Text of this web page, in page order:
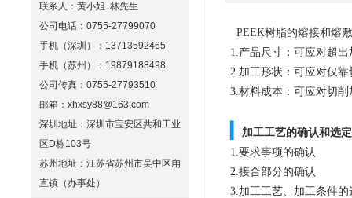
联系人：黄小姐 林先生
公司电话：0755-27799070
手机（深圳）：13713592465
手机（苏州）：19879188498
公司传真：0755-27793510
邮箱：xhxsy88@163.com
深圳地址：深圳市宝安区共和工业
区D栋103号
苏州地址：江苏省苏州市吴中区甪
直镇（办事处）
PEEK树脂的熔接和熔
1.产品尺寸：可应对超
2.加工形状：可应对仅
3.材料成本：可应对切
加工工艺的确认和选
1.要求事项的确认
2.接合部分的确认
3.加工工艺、加工条件的